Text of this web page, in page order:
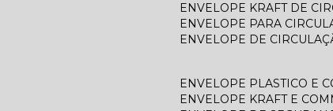
ENVELOPE KRAFT DE
ENVELOPE PARA
ENVELOPE DE
ENVELOPE PLASTICO E
ENVELOPE KRAFT E